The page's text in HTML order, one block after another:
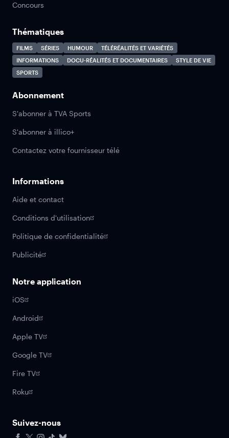
Concours
Thématiques
FILMS SÉRIES HUMOUR
TÉLÉRÉALITÉS ET VARIÉTÉS
INFORMATIONS
DOCU-RÉALITÉS ET DOCUMENTAIRES
STYLE DE VIE
SPORTS
Abonnement
S'abonner à TVA Sports
S'abonner à illico+
Contactez votre fournisseur télé
Informations
Aide et contact
Conditions d'utilisation
Politique de confidentialité
Publicité
Notre application
iOS
Android
Apple TV
Google TV
Fire TV
Roku
Suivez-nous